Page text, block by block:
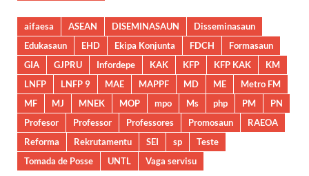
aifaesa ASEAN DISEMINASAUN
Disseminasaun
Edukasaun
EHD Ekipa Konjunta FDCH
Formasaun
GIA
GJPRU Infordepe KAK KFP KFP KAK
KM
LNFP
LNFP 9 MAE MAPPF MD ME
Metro FM
MF
MJ MNEK MOP mpo Ms php PM
PN
Profesor
Professor Professores Promosaun
RAEOA
Reforma
Rekrutamentu SEI sp
Teste
Tomada de Posse
UNTL Vaga servisu